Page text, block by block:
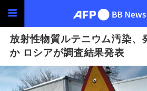
放射性物質ルテニウム汚染、
か ロシアが調査結果発表